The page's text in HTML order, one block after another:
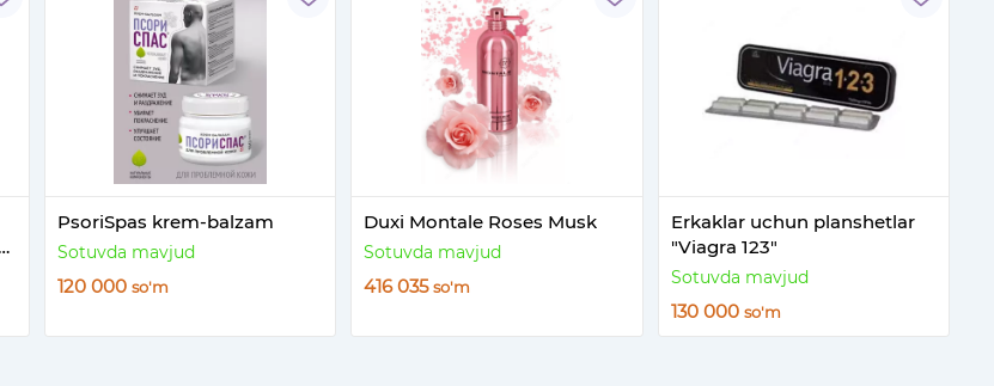
PsoriSpas krem-balzam
Sotuvda mavjud
120 000 so'm
Duxi Montale Roses Musk
Sotuvda mavjud
416 035so'm
Erkaklar uchun planshetlar
"Viagra 123"
Sotuvda mavjud
130 000 so'm